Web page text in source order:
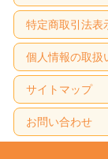
特定商取引法表
個人情報の取扱
サイトマップ
お問い合わせ